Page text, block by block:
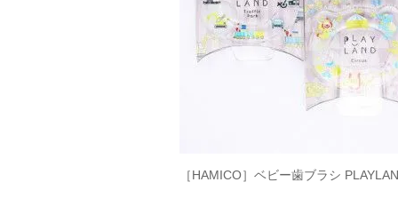
［HAMICO］ベビー歯ブラシ